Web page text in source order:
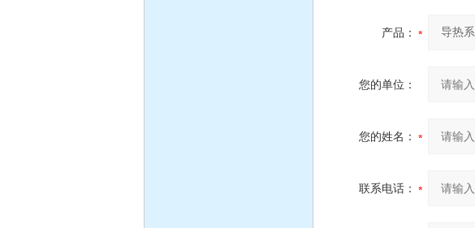
产品：
您的单位：
您的姓名：
联系电话：